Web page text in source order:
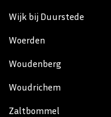
Wijk bij Duurstede
Woerden
Woudenberg
Woudrichem
Zaltbommel